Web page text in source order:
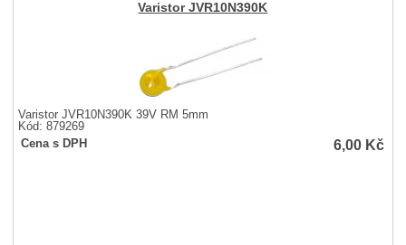
Varistor JVR10N390K
Varistor JVR10N390K 39V RM 5mm
Kód: 879269
Cena s DPH
6,00 Kč